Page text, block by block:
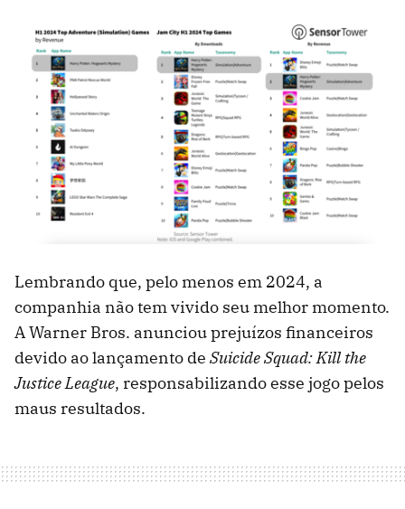
Lembrando que, pelo menos em 2024, a
companhia não tem vivido seu melhor momento.
A Warner Bros. anunciou prejuízos financeiros
devido ao lançamento de Suicide Squad: Kill the
Justice League, responsabilizando esse jogo pelos
maus resultados.